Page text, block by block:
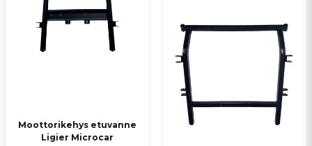
Moottorikehys etuvanne
Ligier Microcar